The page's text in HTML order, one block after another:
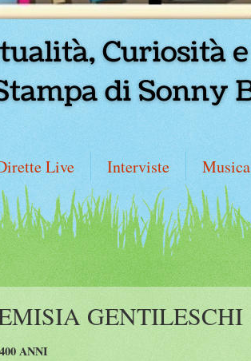
Live Interviste Musica
GENTILESCHI
ANNI